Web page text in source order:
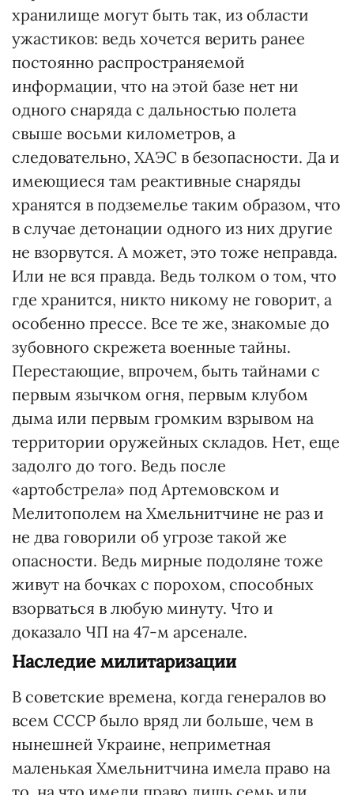
хранилище могут быть так, из области
ужастиков: ведь хочется верить ранее
постоянно распространяемой
информации, что на этой базе нет ни
одного снаряда с дальностью полета
свыше восьми километров, а
следовательно, ХАЭС в безопасности. Да и
имеющиеся там реактивные снаряды
хранятся в подземелье таким образом, что
в случае детонации одного из них другие
не взорвутся. А может, это тоже неправда.
Или не вся правда. Ведь толком о том, что
где хранится, никто никому не говорит, а
особенно прессе. Все те же, знакомые до
зубовного скрежета военные тайны.
Перестающие, впрочем, быть тайнами с
первым язычком огня, первым клубом
дыма или первым громким взрывом на
территории оружейных складов. Нет, еще
задолго до того. Ведь после
«артобстрела» под Артемовском и
Мелитополем на Хмельнитчине не раз и
не два говорили об угрозе такой же
опасности. Ведь мирные подоляне тоже
живут на бочках с порохом, способных
взорваться в любую минуту. Что и
доказало ЧП на 47-м арсенале.
Наследие милитаризации
В советские времена, когда генералов во
всем СССР было вряд ли больше, чем в
нынешней Украине, неприметная
маленькая Хмельнитчина имела право на